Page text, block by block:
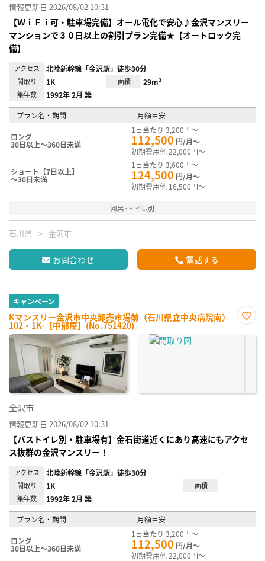
情報更新日 2026/08/02 10:31
【ＷｉＦｉ可・駐車場完備】オール電化で安心♪金沢マンスリー
マンションで３０日以上の割引プラン完備★【オートロック完
備】
アクセス 北陸新幹線「金沢駅」徒歩30分
間取り 1K 面積 29m²
築年数 1992年 2月 築
プラン名・期間 月額目安
ロング
30日以上～360日未満
1日当たり 3,200円～
112,500 円/月～
初期費用他 22,000円～
ショート【7日以上】
～30日未満
1日当たり 3,600円～
124,500 円/月～
初期費用他 16,500円～
風呂･トイレ別
石川県 金沢市
お問合わせ 電話する
キャンペーン
Kマンスリー金沢市中央卸売市場前（石川県立中央病院南）
102・1K-【中部屋】(No.751420)
に入
金沢市
情報更新日 2026/08/02 10:31
【バストイレ別・駐車場有】金石街道近くにあり高速にもアクセ
ス抜群の金沢マンスリー！
アクセス 北陸新幹線「金沢駅」徒歩30分
間取り 1K
面積
築年数
1992年 2月 築
プラン名・期間 月額目安
ロング
30日以上～360日未満
1日当たり 3,200円～
112,500 円/月～
初期費用他 22,000円～